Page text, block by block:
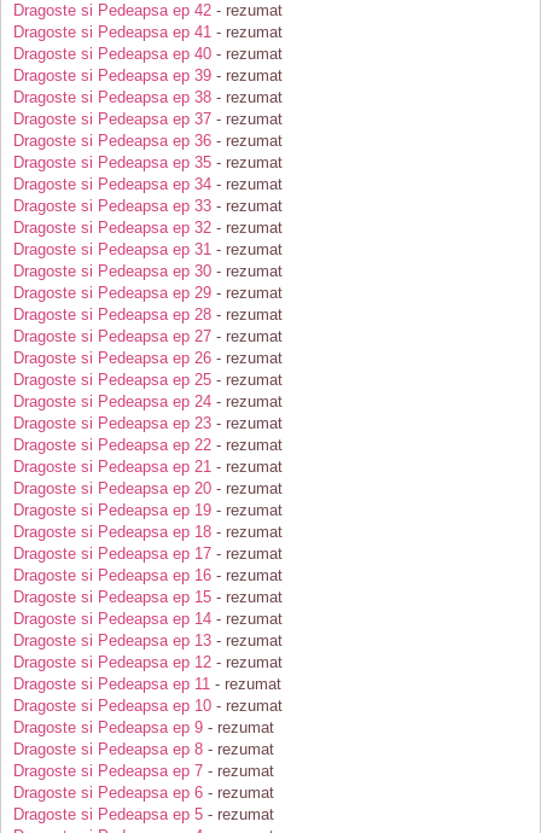
Dragoste si Pedeapsa ep 42 - rezumat
Dragoste si Pedeapsa ep 41 - rezumat
Dragoste si Pedeapsa ep 40 - rezumat
Dragoste si Pedeapsa ep 39 - rezumat
Dragoste si Pedeapsa ep 38 - rezumat
Dragoste si Pedeapsa ep 37 - rezumat
Dragoste si Pedeapsa ep 36 - rezumat
Dragoste si Pedeapsa ep 35 - rezumat
Dragoste si Pedeapsa ep 34 - rezumat
Dragoste si Pedeapsa ep 33 - rezumat
Dragoste si Pedeapsa ep 32 - rezumat
Dragoste si Pedeapsa ep 31 - rezumat
Dragoste si Pedeapsa ep 30 - rezumat
Dragoste si Pedeapsa ep 29 - rezumat
Dragoste si Pedeapsa ep 28 - rezumat
Dragoste si Pedeapsa ep 27 - rezumat
Dragoste si Pedeapsa ep 26 - rezumat
Dragoste si Pedeapsa ep 25 - rezumat
Dragoste si Pedeapsa ep 24 - rezumat
Dragoste si Pedeapsa ep 23 - rezumat
Dragoste si Pedeapsa ep 22 - rezumat
Dragoste si Pedeapsa ep 21 - rezumat
Dragoste si Pedeapsa ep 20 - rezumat
Dragoste si Pedeapsa ep 19 - rezumat
Dragoste si Pedeapsa ep 18 - rezumat
Dragoste si Pedeapsa ep 17 - rezumat
Dragoste si Pedeapsa ep 16 - rezumat
Dragoste si Pedeapsa ep 15 - rezumat
Dragoste si Pedeapsa ep 14 - rezumat
Dragoste si Pedeapsa ep 13 - rezumat
Dragoste si Pedeapsa ep 12 - rezumat
Dragoste si Pedeapsa ep 11 - rezumat
Dragoste si Pedeapsa ep 10 - rezumat
Dragoste si Pedeapsa ep 9 - rezumat
Dragoste si Pedeapsa ep 8 - rezumat
Dragoste si Pedeapsa ep 7 - rezumat
Dragoste si Pedeapsa ep 6 - rezumat
Dragoste si Pedeapsa ep 5 - rezumat